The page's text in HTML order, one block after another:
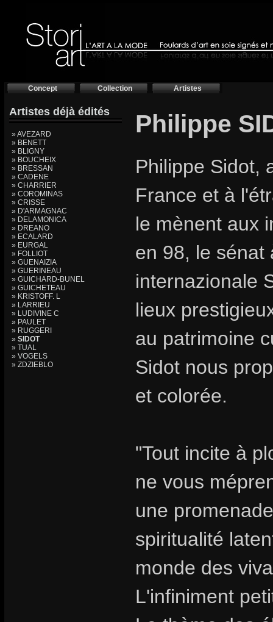
Concept Collection Artistes
Artistes déjà édités
» AVEZARD
» BENETT
» BLIGNY
» BOUCHEIX
» BRESSAN
» CADENE
» CHARRIER
» COROMINAS
» CRISSE
» D'ARMAGNAC
» DELAMONICA
» DREANO
» ECALARD
» EURGAL
» FOLLIOT
» GUENAIZIA
» GUERINEAU
» GUICHARD-BUNEL
» GUICHETEAU
» KRISTOFF. L
» LARRIEU
» LUDIVINE C
» PAULET
» RUGGERI
» SIDOT
» TUAL
» VOGELS
» ZDZIEBLO
Philippe
Philippe Sidot,
France et à
le mènent aux
en 98, le sénat
internazionale
lieux
au patrimoine
Sidot nous
et colorée.
"Tout incite à
ne vous
une
spiritualité
monde des
L'infiniment